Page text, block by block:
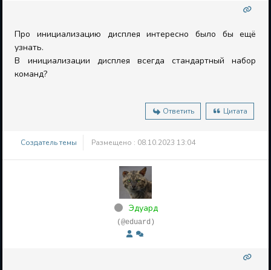
Про инициализацию дисплея интересно было бы ещё
узнать.
В инициализации дисплея всегда стандартный набор
команд?
Ответить Цитата
Создатель темы Размещено : 08.10.2023 13:04
Эдуард
(@eduard)